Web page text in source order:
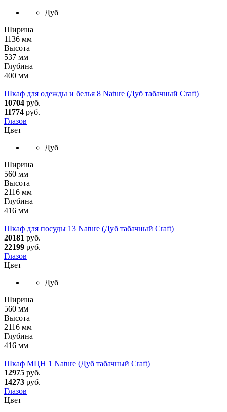
Дуб
Ширина
1136 мм
Высота
537 мм
Глубина
400 мм
Шкаф для одежды и белья 8 Nature (Дуб табачный Craft)
10704 руб.
11774 руб.
Глазов
Цвет
Дуб
Ширина
560 мм
Высота
2116 мм
Глубина
416 мм
Шкаф для посуды 13 Nature (Дуб табачный Craft)
20181 руб.
22199 руб.
Глазов
Цвет
Дуб
Ширина
560 мм
Высота
2116 мм
Глубина
416 мм
Шкаф МЦН 1 Nature (Дуб табачный Craft)
12975 руб.
14273 руб.
Глазов
Цвет